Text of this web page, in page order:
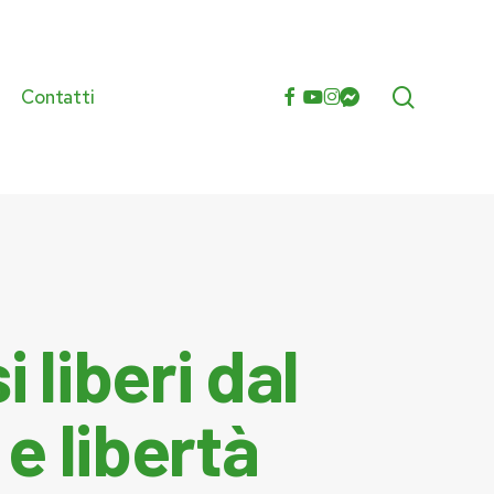
Contatti facebook
youtube
instagram
messenger
liberi dal
libertà